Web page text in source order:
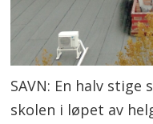
SAVN: En halv
skolen i løpet av